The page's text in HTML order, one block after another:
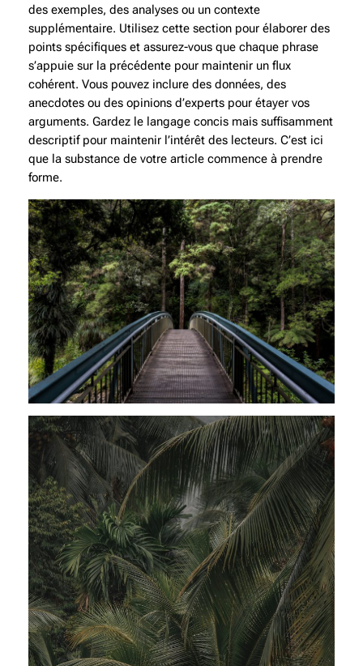
des exemples, des analyses ou un contexte
supplémentaire. Utilisez cette section pour élaborer des
points spécifiques et assurez-vous que chaque phrase
s’appuie sur la précédente pour maintenir un flux
cohérent. Vous pouvez inclure des données, des
anecdotes ou des opinions d’experts pour étayer vos
arguments. Gardez le langage concis mais suffisamment
descriptif pour maintenir l’intérêt des lecteurs. C’est ici
que la substance de votre article commence à prendre
forme.